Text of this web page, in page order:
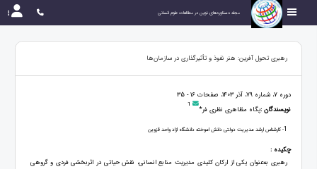
مجله دستاوردهای نوین در مطالعات علوم انسانی
رهبری تحول آفرین: هنر نفوذ و تأثیرگذاری در سازمان‌ها
دوره 7، شماره 79، آذر 1403، صفحات 16 - 35
نویسندگان :پگاه مظاهری نظری فر* 1
1- کارشناس ارشد مدیریت دولتی دانش اموخته دانشگاه ازاد واحد قزوین
چکیده :
رهبری به‌عنوان یکی از ارکان کلیدی مدیریت منابع انسانی، نقش حیاتی در اثربخشی فردی و گروهی